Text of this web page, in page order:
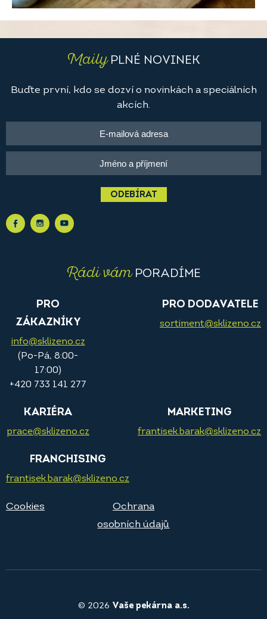
MailyPLNÉ NOVINEK
Buďte první, kdo se dozví o novinkách a speciálních
akcích.
ODEBÍRAT
Rádi vámPORADÍME
PRO
ZÁKAZNÍKY
info@sklizeno.cz
(Po-Pá, 8:00-
17:00)
+420 733 141 277
PRO DODAVATELE
sortiment@sklizeno.cz
KARIÉRA
prace@sklizeno.cz
MARKETING
frantisek.barak@sklizeno.cz
FRANCHISING
frantisek.barak@sklizeno.cz
Cookies
Ochrana
osobních údajů
© 2026 Vaše pekárna a.s.